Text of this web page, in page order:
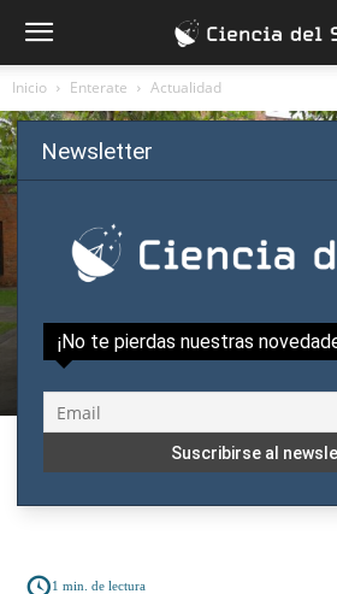
Inicio Enterate Actualidad
Actualidad
SCP rompe récord y
investigaciones en su
1 min. de lectura
Newsletter
¡No te pierdas nuestras